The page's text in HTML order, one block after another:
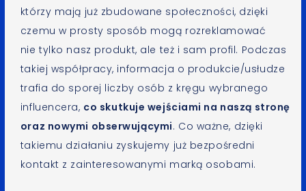
którzy mają już zbudowane społeczności, dzięki
czemu w prosty sposób mogą rozreklamować
nie tylko nasz produkt, ale też i sam profil. Podczas
takiej współpracy, informacja o produkcie/usłudze
trafia do sporej liczby osób z kręgu wybranego
influencera, co skutkuje wejściami na naszą stronę
oraz nowymi obserwującymi. Co ważne, dzięki
takiemu działaniu zyskujemy już bezpośredni
kontakt z zainteresowanymi marką osobami.